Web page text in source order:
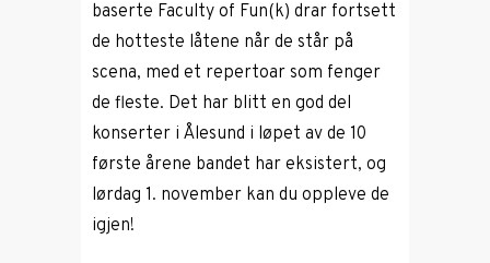
baserte Faculty of Fun(k) drar fortsett
de hotteste låtene når de står på
scena, med et repertoar som fenger
de fleste. Det har blitt en god del
konserter i Ålesund i løpet av de 10
første årene bandet har eksistert, og
lørdag 1. november kan du oppleve de
igjen!